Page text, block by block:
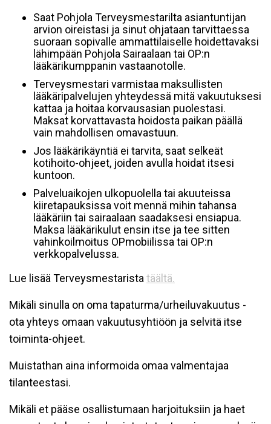
Saat Pohjola Terveysmestarilta asiantuntijan
arvion oireistasi ja sinut ohjataan tarvittaessa
suoraan sopivalle ammattilaiselle hoidettavaksi
lähimpään Pohjola Sairaalaan tai OP:n
lääkärikumppanin vastaanotolle.
Terveysmestari varmistaa maksullisten
lääkäripalvelujen yhteydessä mitä vakuutuksesi
kattaa ja hoitaa korvausasian puolestasi.
Maksat korvattavasta hoidosta paikan päällä
vain mahdollisen omavastuun.
Jos lääkärikäyntiä ei tarvita, saat selkeät
kotihoito-ohjeet, joiden avulla hoidat itsesi
kuntoon.
Palveluaikojen ulkopuolella tai akuuteissa
kiiretapauksissa voit mennä mihin tahansa
lääkäriin tai sairaalaan saadaksesi ensiapua.
Maksa lääkärikulut ensin itse ja tee sitten
vahinkoilmoitus OPmobiilissa tai OP:n
verkkopalvelussa.
Lue lisää Terveysmestarista täältä.
Mikäli sinulla on oma tapaturma/urheiluvakuutus -
ota yhteys omaan vakuutusyhtiöön ja selvitä itse
toiminta-ohjeet.
Muistathan aina informoida omaa valmentajaa
tilanteestasi.
Mikäli et pääse osallistumaan harjoituksiin ja haet